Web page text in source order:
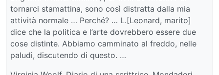
tornarci stamattina, sono così distratta dalla mia
attività normale … Perché? … L.[Leonard, marito]
dice che la politica e l’arte dovrebbero essere due
cose distinte. Abbiamo camminato al freddo, nelle
paludi, discutendo di questo. …